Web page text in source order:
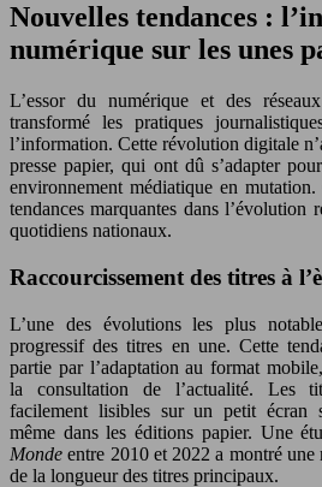
Nouvelles tendances :
numérique sur les unes
L’essor du numérique et des
transformé les pratiques
l’information. Cette révolution digitale
presse papier, qui ont dû s’adapter
environnement médiatique en
tendances marquantes dans l’évolution
quotidiens nationaux.
Raccourcissement des titres à
L’une des évolutions les plus
progressif des titres en une. Cette
partie par l’adaptation au format
la consultation de l’actualité. Les
facilement lisibles sur un petit écran
même dans les éditions papier. Une
Monde entre 2010 et 2022 a montré
de la longueur des titres principaux.